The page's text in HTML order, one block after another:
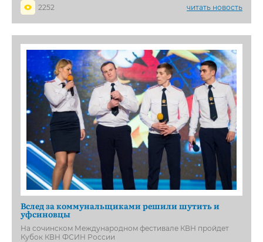
2252 читать новость
Вслед за коммунальщиками решили шутить и
уфсиновцы
На сочинском Международном фестивале КВН пройдет
Кубок КВН ФСИН России